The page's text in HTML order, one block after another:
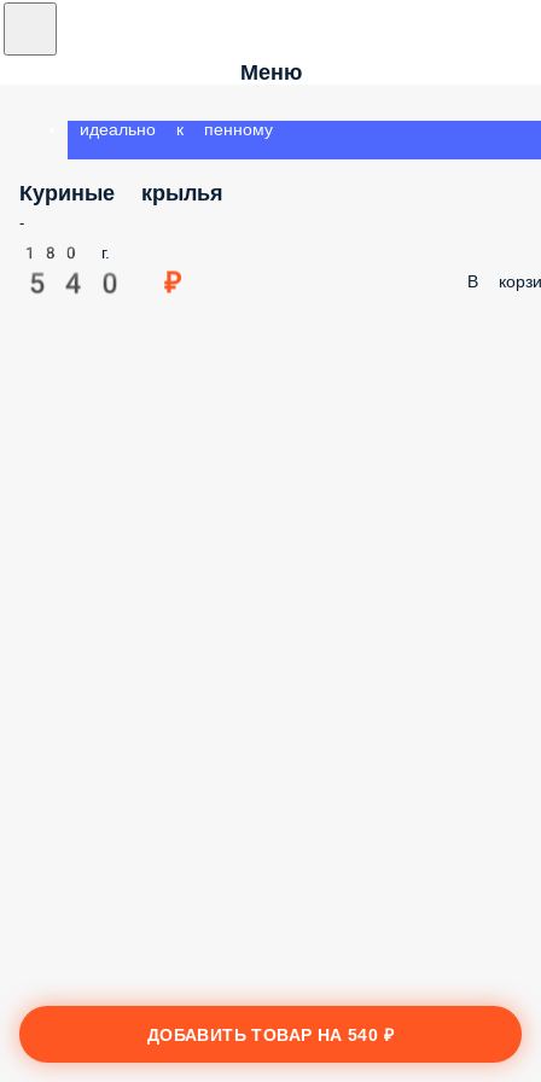
Меню
идеально к пенному
Куриные крылья
-
180 г.
540 ₽ В
ДОБАВИТЬ ТОВАР НА540 ₽